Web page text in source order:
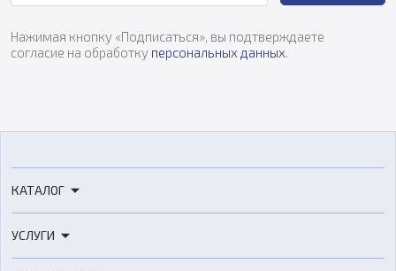
Нажимая кнопку «Подписаться», вы подтверждаете
согласие на обработку персональных данных.
КАТАЛОГ
3D-сканеры
УСЛУГИ